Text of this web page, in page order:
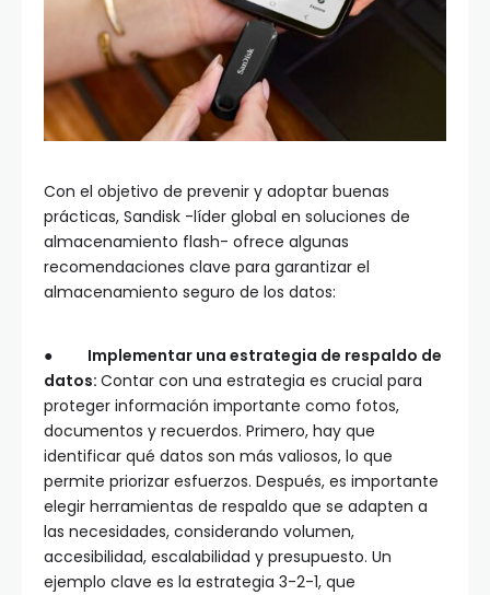
Con el objetivo de prevenir y adoptar buenas
prácticas, Sandisk -líder global en soluciones de
almacenamiento flash- ofrece algunas
recomendaciones clave para garantizar el
almacenamiento seguro de los datos:
● Implementar una estrategia de respaldo de
datos: Contar con una estrategia es crucial para
proteger información importante como fotos,
documentos y recuerdos. Primero, hay que
identificar qué datos son más valiosos, lo que
permite priorizar esfuerzos. Después, es importante
elegir herramientas de respaldo que se adapten a
las necesidades, considerando volumen,
accesibilidad, escalabilidad y presupuesto. Un
ejemplo clave es la estrategia 3-2-1, que